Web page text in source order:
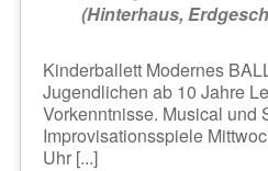
(Hinterhaus,
Kinderballett Modernes
Jugendlichen ab 10 Jahre
Vorkenntnisse. Musical und
Improvisationsspiele
Uhr [...]